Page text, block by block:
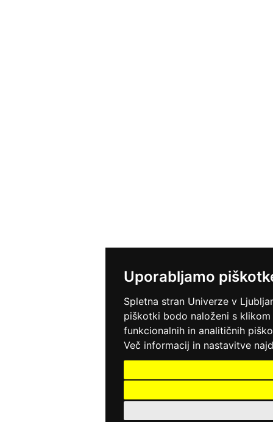
Uporabljamo
Spletna stran Univerze v
piškotki bodo naloženi s
funkcionalnih in analitičnih
Več informacij in nastavitve